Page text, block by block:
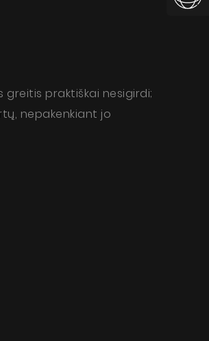
greitis praktiškai nesigirdi;
nepakenkiant jo